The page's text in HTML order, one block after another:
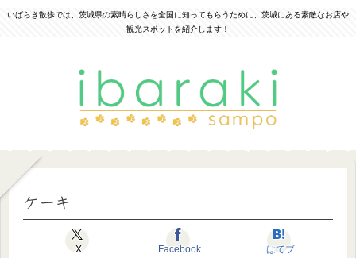
いばらき散歩では、茨城県の素晴らしさを全国に知ってもらうために、茨城にある素敵なお店や
観光スポットを紹介します！
ケーキ
X Facebook はてブ